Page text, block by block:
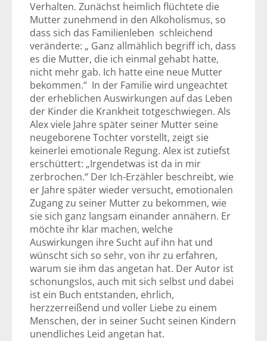
Verhalten. Zunächst heimlich flüchtete die
Mutter zunehmend in den Alkoholismus, so
dass sich das Familienleben schleichend
veränderte: „ Ganz allmählich begriff ich, dass
es die Mutter, die ich einmal gehabt hatte,
nicht mehr gab. Ich hatte eine neue Mutter
bekommen.“ In der Familie wird ungeachtet
der erheblichen Auswirkungen auf das Leben
der Kinder die Krankheit totgeschwiegen. Als
Alex viele Jahre später seiner Mutter seine
neugeborene Tochter vorstellt, zeigt sie
keinerlei emotionale Regung. Alex ist zutiefst
erschüttert: „Irgendetwas ist da in mir
zerbrochen.“ Der Ich-Erzähler beschreibt, wie
er Jahre später wieder versucht, emotionalen
Zugang zu seiner Mutter zu bekommen, wie
sie sich ganz langsam einander annähern. Er
möchte ihr klar machen, welche
Auswirkungen ihre Sucht auf ihn hat und
wünscht sich so sehr, von ihr zu erfahren,
warum sie ihm das angetan hat. Der Autor ist
schonungslos, auch mit sich selbst und dabei
ist ein Buch entstanden, ehrlich,
herzzerreißend und voller Liebe zu einem
Menschen, der in seiner Sucht seinen Kindern
unendliches Leid angetan hat.